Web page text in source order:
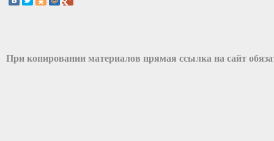
При копировании материалов прямая ссылка на сайт